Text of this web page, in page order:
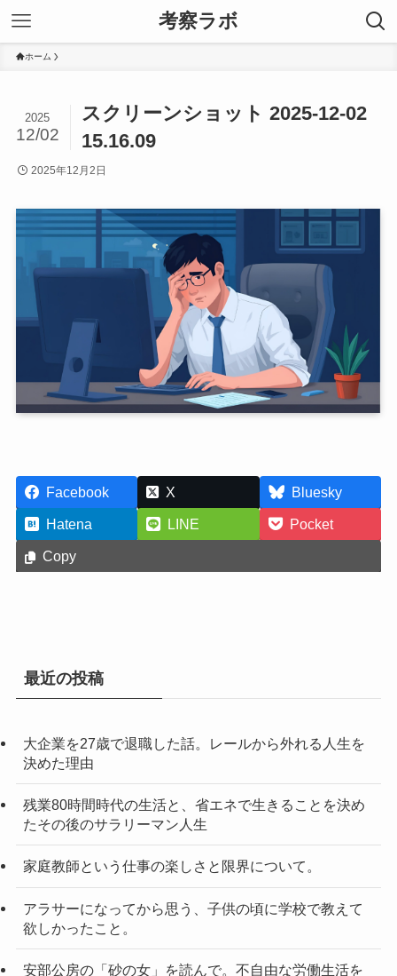
考察ラボ
ホーム
スクリーンショット 2025-12-02
15.16.09
2025
12/02
2025年12月2日
Facebook X
Bluesky
Hatena
LINE
Pocket
Copy
最近の投稿
大企業を27歳で退職した話。レールから外れる人生を
決めた理由
残業80時間時代の生活と、省エネで生きることを決め
たその後のサラリーマン人生
家庭教師という仕事の楽しさと限界について。
アラサーになってから思う、子供の頃に学校で教えて
欲しかったこと。
安部公房の「砂の女」を読んで。不自由な労働生活を